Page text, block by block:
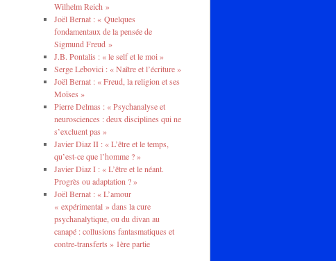
Wilhelm Reich »
Joël Bernat : « Quelques
fondamentaux de la pensée de
Sigmund Freud »
J.B. Pontalis : « le self et le moi »
Serge Lebovici : « Naître et l’écriture »
Joël Bernat : « Freud, la religion et ses
Moïses »
Pierre Delmas : « Psychanalyse et
neurosciences : deux disciplines qui ne
s’excluent pas »
Javier Diaz II : « L’être et le temps,
qu’est-ce que l’homme ? »
Javier Diaz I : « L’être et le néant.
Progrès ou adaptation ? »
Joël Bernat : « L’amour
« expérimental » dans la cure
psychanalytique, ou du divan au
canapé : collusions fantasmatiques et
contre-transferts » 1ère partie